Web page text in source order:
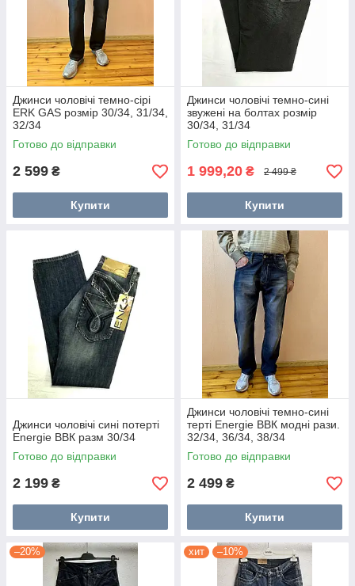
Джинси чоловічі темно-сірі
ERK GAS розмір 30/34, 31/34,
32/34
Готово до відправки
2 599 ₴
Купити
Джинси чоловічі темно-сині
звужені на болтах розмір
30/34, 31/34
Готово до відправки
1 999,20 ₴ 2 499 ₴
Купити
Джинси чоловічі сині потерті
Energie ВВК разм 30/34
Готово до відправки
2 199 ₴
Купити
Джинси чоловічі темно-сині
терті Energie ВВК модні рази.
32/34, 36/34, 38/34
Готово до відправки
2 499 ₴
Купити
–20% хит –10%